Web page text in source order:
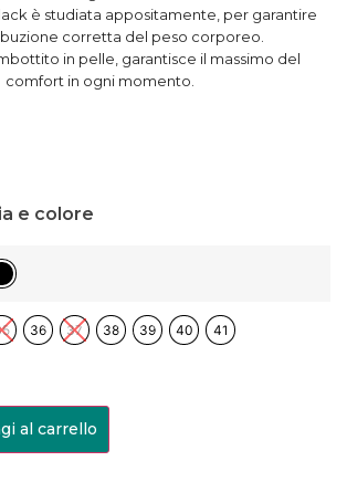
è studiata appositamente, per garantire
corretta del peso corporeo.
in pelle, garantisce il massimo del
comfort in ogni momento.
e colore
36 37 38 39 40 41
al carrello